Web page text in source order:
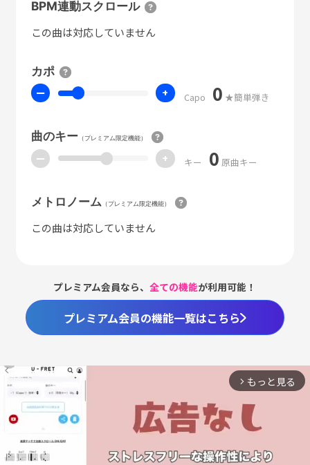
BPM連動スクロール
この曲は対応していません
カポ
ー + Capo 0 ★簡単弾き
曲のキー（プレミアム限定機能）
ー + キー 0 原曲キー
メトロノーム （プレミアム限定機能）
この曲は対応していません
プレミアム会員なら、全ての機能が利用可能！
プレミアム会員の機能一覧はこちら
arrow_forward_ios もっと見る